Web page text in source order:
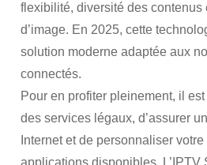
flexibilité, diversité des contenus
d’image. En 2025, cette
solution moderne adaptée aux
connectés.
Pour en profiter pleinement, il
des services légaux, d’assurer
Internet et de personnaliser